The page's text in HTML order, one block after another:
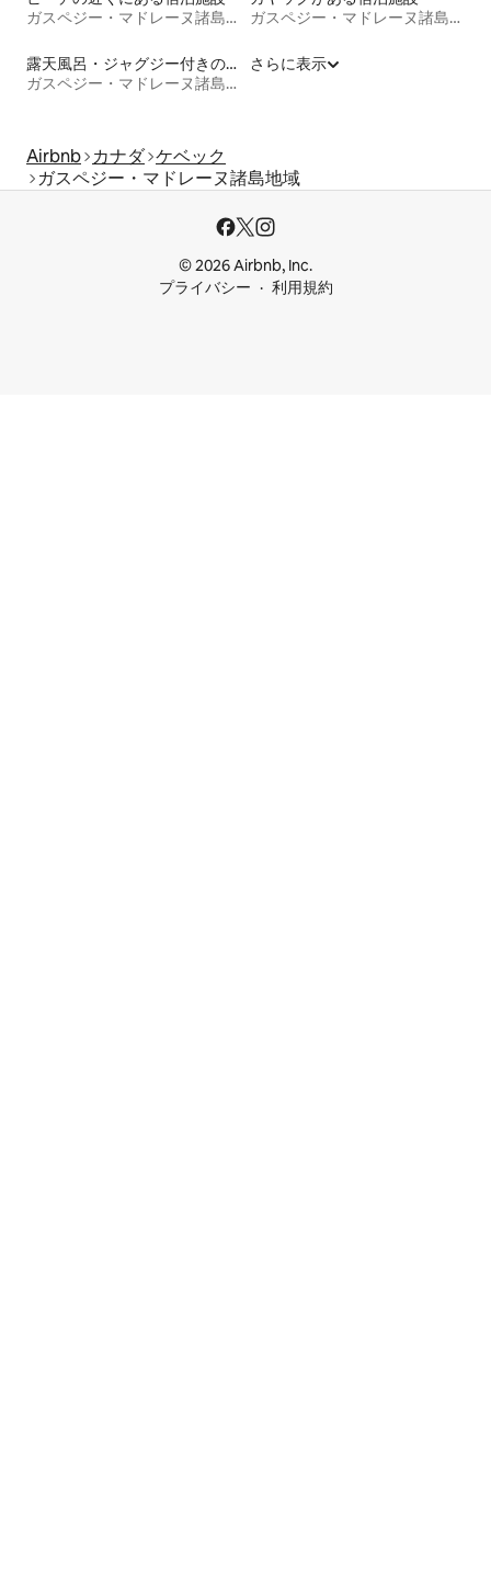
ガスペジー・マドレーヌ諸島地域
ガスペジー・マドレーヌ諸島地域
露天風呂・ジャグジー付きの宿泊施設
ガスペジー・マドレーヌ諸島地域
さらに表示
Airbnb カナダ ケベック
ガスペジー・マドレーヌ諸島地域
© 2026 Airbnb, Inc.
プライバシー
利用規約